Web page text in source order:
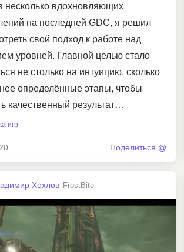
несколько вдохновляющих
на последней GDC, я решил
свой подход к работе над
уровней. Главной целью стало
не столько на интуицию, сколько
определённые этапы, чтобы
качественный результат…
игр
Поделиться @
Хохлов FrostBite